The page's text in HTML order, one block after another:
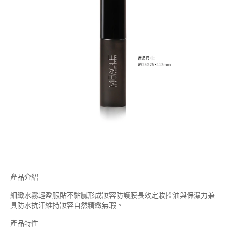
產品介紹
細緻水霧輕盈服貼不黏膩形成妝容防護膜長效定妝控油與保濕力兼
具防水抗汗維持妝容自然精緻無瑕。
產品特性